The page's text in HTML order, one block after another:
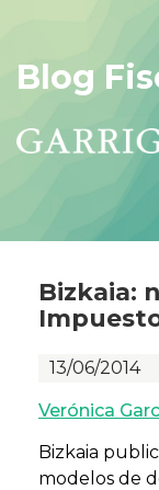
Blog
Bizkaia:
13/06/2014
Verónica
Bizkaia
modelos de